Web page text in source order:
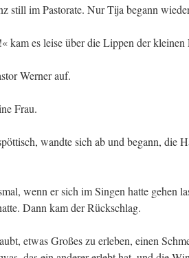
still im Pastorate. Nur Tija begann
kam es leise über die Lippen der kleinen
Werner auf.
Frau.
wandte sich ab und begann, die
wenn er sich im Singen hatte gehen
Dann kam der Rückschlag.
etwas Großes zu erleben, einen